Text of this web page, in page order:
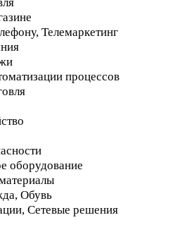
Телемаркетинг
процессов
оборудование
Обувь
Сетевые решения